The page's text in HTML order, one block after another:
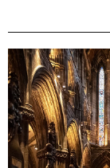
ルを紹介します。
の動画を紹介して
を熱唱してみまし